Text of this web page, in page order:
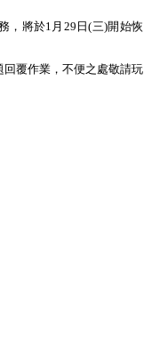
，將於1月29日(三)開始恢
覆作業，不便之處敬請玩